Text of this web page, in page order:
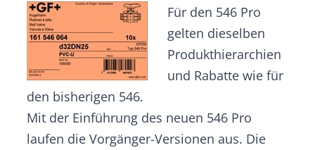
Für den 546 Pro
gelten dieselben
Produkthierarchien
und Rabatte wie für
den bisherigen 546.
Mit der Einführung des neuen 546 Pro
laufen die Vorgänger-Versionen aus. Die